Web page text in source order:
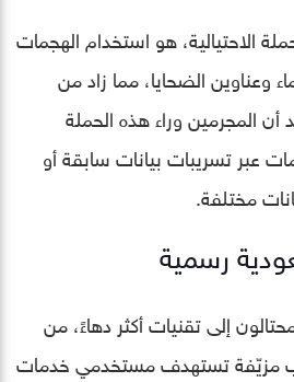
الاحتيالية، هو استخدام الهجمات
الضحايا، مما زاد من
المجرمين وراء هذه الحملة
عبر تسريبات بيانات سابقة أو
مختلفة.
رسمية
إلى تقنيات أكثر دهاءً، من
مزيّفة تستهدف مستخدمي خدمات